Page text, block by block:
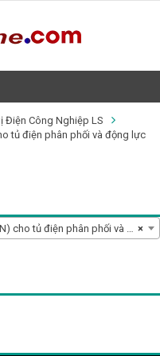
Điện Công Nghiệp LS
tủ điện phân phối và động lực
×
điện phân phối và động lực